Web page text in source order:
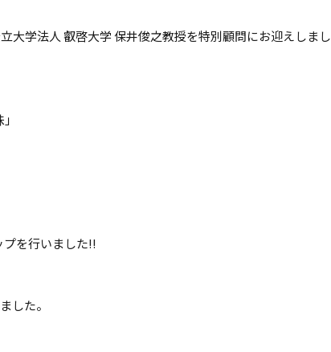
大学法人 叡啓大学 保井俊之教授を特別顧問にお迎えしまし
を行いました!!
した。